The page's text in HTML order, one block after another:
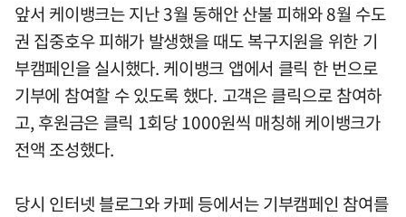
앞서 케이뱅크는 지난 3월 동해안 산불 피해와 8월 수도
권 집중호우 피해가 발생했을 때도 복구지원을 위한 기
부캠페인을 실시했다. 케이뱅크 앱에서 클릭 한 번으로
기부에 참여할 수 있도록 했다. 고객은 클릭으로 참여하
고, 후원금은 클릭 1회당 1000원씩 매칭해 케이뱅크가
전액 조성했다.
당시 인터넷 블로그와 카페 등에서는 기부캠페인 참여를